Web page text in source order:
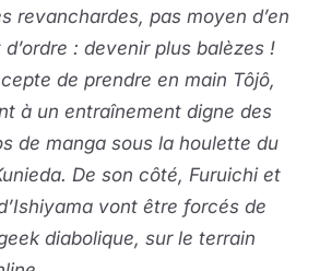
revanchardes, pas moyen d’en
: devenir plus balèzes !
de prendre en main Tôjô,
à un entraînement digne des
de manga sous la houlette du
De son côté, Furuichi et
vont être forcés de
diabolique, sur le terrain